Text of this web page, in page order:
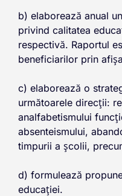
b) elaborează anual
privind calitatea
respectivă. Raportul
beneficiarilor prin
c) elaborează o
următoarele direcții:
analfabetismului
absenteismului,
timpurii a școlii,
d) formulează
educației.